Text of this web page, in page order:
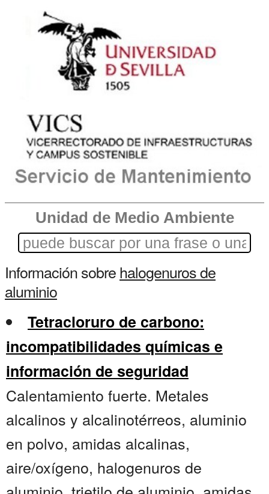
Unidad de Medio Ambiente
Información sobrehalogenuros de
aluminio
Tetracloruro de carbono:
incompatibilidades químicas e
información de seguridad
Calentamiento fuerte. Metales
alcalinos y alcalinotérreos, aluminio
en polvo, amidas alcalinas,
aire/oxígeno, halogenuros de